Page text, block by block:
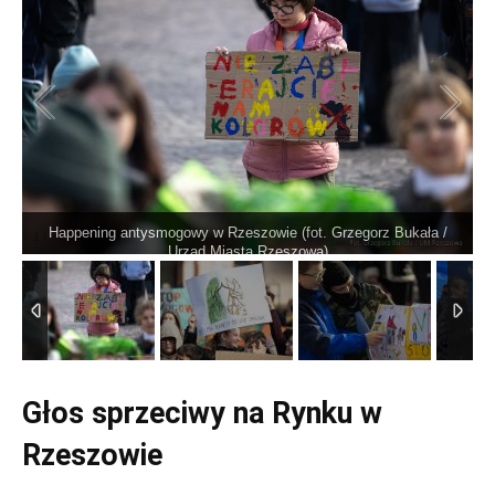
9
Happening antysmogowy w Rzeszowie (fot. Grzegorz Bukała /
Urząd Miasta Rzeszowa)
Głos sprzeciwy na Rynku w
Rzeszowie